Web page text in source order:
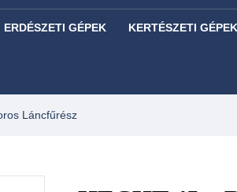
ERDÉSZETI GÉPEK KERTÉSZETI GÉPEK
Láncfűrész